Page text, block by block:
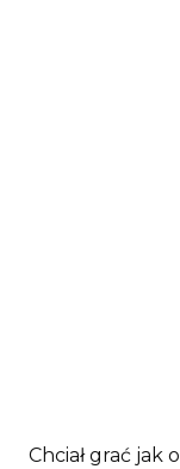
Chciał grać jak